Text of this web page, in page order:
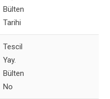
Bülten
Tarihi
Tescil
Yay.
Bülten
No